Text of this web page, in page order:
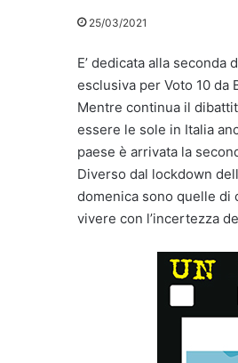
25/03/2021
E’ dedicata alla
esclusiva per Voto 10 da
Mentre continua il
essere le sole in Italia
paese è arrivata la
Diverso dal lockdown
domenica sono quelle di
vivere con l’incertezza